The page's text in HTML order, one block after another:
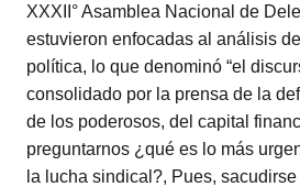
XXXII° Asamblea Nacional de
estuvieron enfocadas al análisis
política, lo que denominó “el
consolidado por la prensa de la
de los poderosos, del capital
preguntarnos ¿qué es lo más
la lucha sindical?, Pues,